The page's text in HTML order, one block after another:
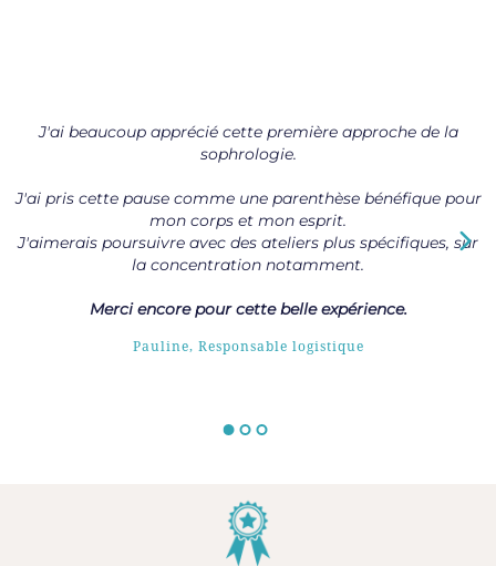
J'ai beaucoup apprécié cette première approche de la
sophrologie.
J'ai pris cette pause comme une parenthèse bénéfique pour
mon corps et mon esprit.
J'aimerais poursuivre avec des ateliers plus spécifiques, sur
la concentration notamment.
Merci encore pour cette belle expérience.
Pauline, Responsable logistique